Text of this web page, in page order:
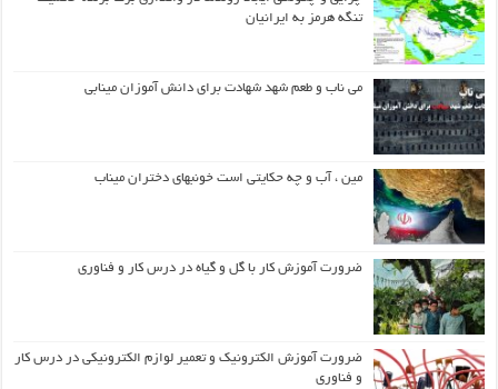
تنگه هرمز به ایرانیان
می ناب و طعم شهد شهادت برای دانش آموزان مینابی
مین ، آب و چه حکایتی است خونبهای دختران میناب
ضرورت آموزش کار با گل و گیاه در درس کار و فناوری
ضرورت آموزش الکترونیک و تعمیر لوازم الکترونیکی در درس کار
و فناوری